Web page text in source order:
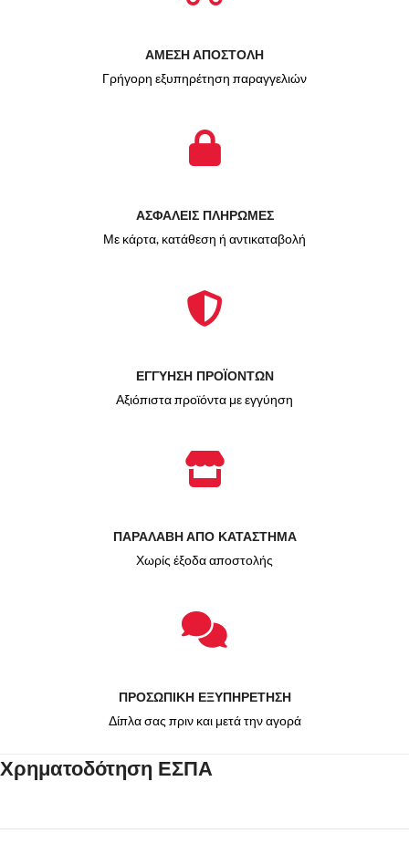
ΑΜΕΣΗ ΑΠΟΣΤΟΛΗ
Γρήγορη εξυπηρέτηση παραγγελιών
ΑΣΦΑΛΕΙΣ ΠΛΗΡΩΜΕΣ
Με κάρτα, κατάθεση ή αντικαταβολή
ΕΓΓΥΗΣΗ ΠΡΟΪΟΝΤΩΝ
Αξιόπιστα προϊόντα με εγγύηση
ΠΑΡΑΛΑΒΗ ΑΠΟ ΚΑΤΑΣΤΗΜΑ
Χωρίς έξοδα αποστολής
ΠΡΟΣΩΠΙΚΗ ΕΞΥΠΗΡΕΤΗΣΗ
Δίπλα σας πριν και μετά την αγορά
Χρηματοδότηση ΕΣΠΑ